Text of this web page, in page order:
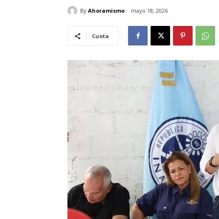
By Ahoramismo mayo 18, 2026
Cuota